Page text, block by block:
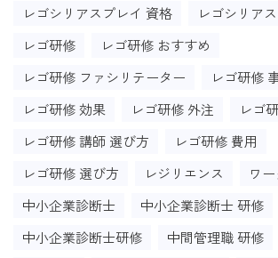
レゴシリアスプレイ 資格
レゴシリア
レゴ研修
レゴ研修 おすすめ
レゴ研修 ファシリテーター
レゴ研修
レゴ研修 効果
レゴ研修 外注
レゴ
レゴ研修 講師 選び方
レゴ研修 費用
レゴ研修 選び方
レジリエンス
ワ
中小企業診断士
中小企業診断士 研修
中小企業診断士研修
中間管理職 研修